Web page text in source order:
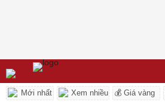
Mới nhất Xem nhiều 💰 Giá vàng